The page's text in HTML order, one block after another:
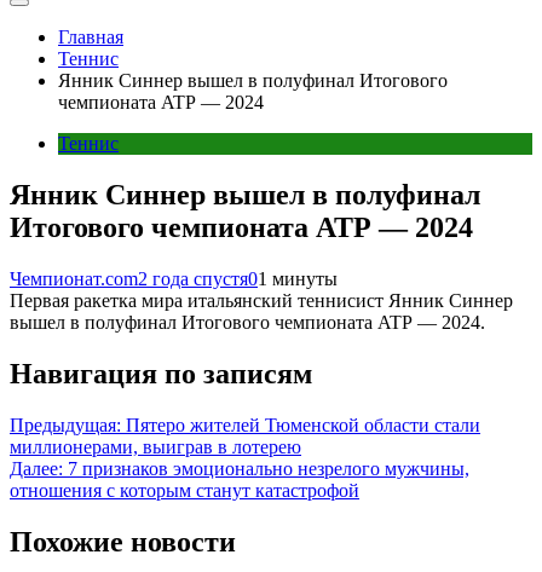
Главная
Теннис
Янник Синнер вышел в полуфинал Итогового
чемпионата ATP — 2024
Теннис
Янник Синнер вышел в полуфинал
Итогового чемпионата ATP — 2024
Чемпионат.com2 года спустя01 минуты
Первая ракетка мира итальянский теннисист Янник Синнер
вышел в полуфинал Итогового чемпионата ATP — 2024.
Навигация по записям
Предыдущая: Пятеро жителей Тюменской области стали
миллионерами, выиграв в лотерею
Далее: 7 признаков эмоционально незрелого мужчины,
отношения с которым станут катастрофой
Похожие новости